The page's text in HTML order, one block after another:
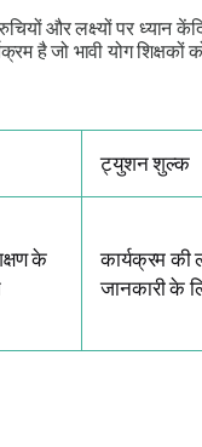
रुचियों और लक्ष्यों पर ध्यान
है जो भावी योग शिक्षकों
ट्युशन शुल्क
के
कार्यक्रम की
जानकारी के